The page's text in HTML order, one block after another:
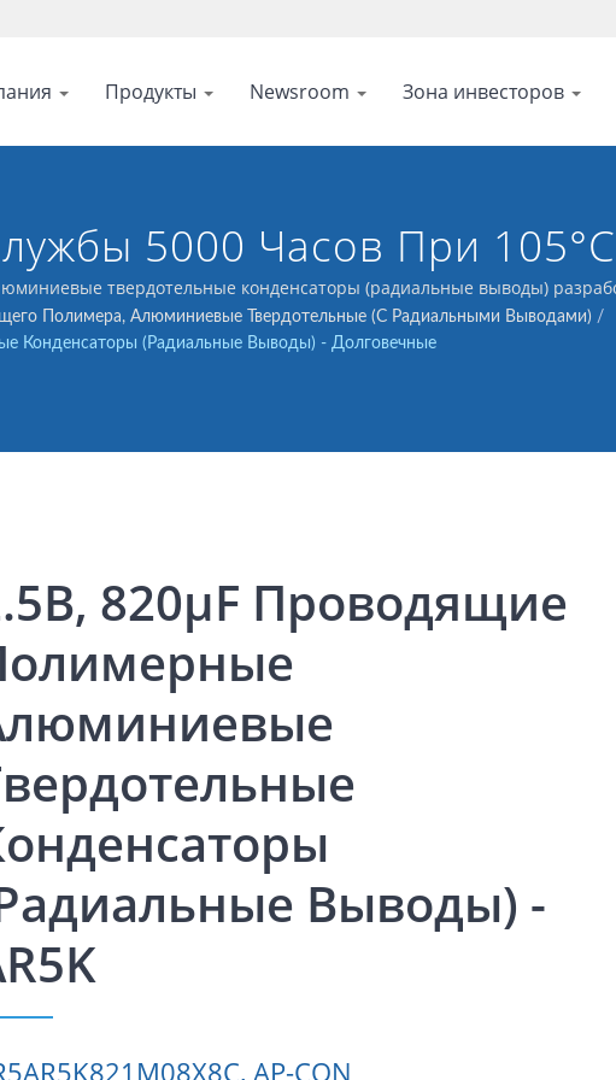
Продукты Newsroom Зона инвесторов
5000 Часов При
LED
твердотельные конденсаторы (радиальные выводы)
фильтров.
Полимера, Алюминиевые Твердотельные (с Радиальными Выводами) /
Конденсаторы (радиальные Выводы) - Долговечные
820μF Проводящие
Выводы) -
AP-CON